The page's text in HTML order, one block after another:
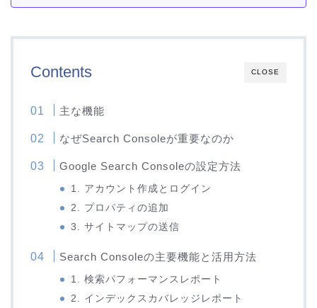
CLOSE
Contents
主な機能
なぜSearch Consoleが重要なのか
Google Search Consoleの設定方法
1. アカウント作成とログイン
2. プロパティの追加
3. サイトマップの送信
Search Consoleの主要機能と活用方法
1. 検索パフォーマンスレポート
2. インデックスカバレッジレポート